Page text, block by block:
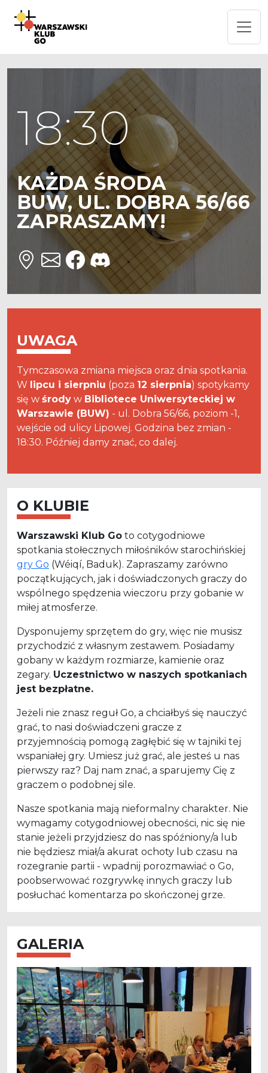
18:30
KAŻDA ŚRODA
BUW, UL. DOBRA 56/66
ZAPRASZAMY!
UWAGA
Tymczasowa zmiana miejsca oraz dnia spotkania.
W lipcu i sierpniu (poza 12 sierpnia) spotykamy
się w środy w Bibliotece Uniwersyteckiej w
Warszawie (BUW) - ul. Dobra 56/66, poziom -1,
wejście od ulicy Lipowej. Godzina bez zmian -
18:30. Później damy znać, co dalej.
O KLUBIE
Warszawski Klub Go to cotygodniowe
spotkania stołecznych miłośników starochińskiej
gry Go (Wéiqí, Baduk). Zapraszamy zarówno
początkujących, jak i doświadczonych graczy do
wspólnego spędzenia wieczoru przy gobanie w
miłej atmosferze.
Dysponujemy sprzętem do gry, więc nie musisz
przychodzić z własnym zestawem. Posiadamy
gobany w każdym rozmiarze, kamienie oraz
zegary. Uczestnictwo w naszych spotkaniach
jest bezpłatne.
Jeżeli nie znasz reguł Go, a chciałbyś się nauczyć
grać, to nasi doświadczeni gracze z
przyjemnością pomogą zagłębić się w tajniki tej
wspaniałej gry. Umiesz już grać, ale jesteś u nas
pierwszy raz? Daj nam znać, a sparujemy Cię z
graczem o podobnej sile.
Nasze spotkania mają nieformalny charakter. Nie
wymagamy cotygodniowej obecności, nic się nie
stanie jeżeli przyjdziesz do nas spóźniony/a lub
nie będziesz miał/a akurat ochoty lub czasu na
rozegranie partii - wpadnij porozmawiać o Go,
poobserwować rozgrywkę innych graczy lub
posłuchać komentarza po skończonej grze.
GALERIA